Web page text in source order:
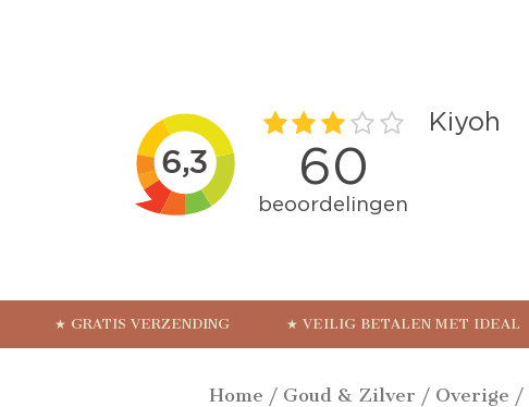
★ GRATIS VERZENDING ★ VEILIG BETALEN MET IDEAL
Home / Goud & Zilver / Overige /